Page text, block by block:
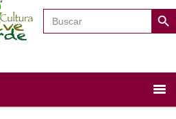
Buscar: Botón